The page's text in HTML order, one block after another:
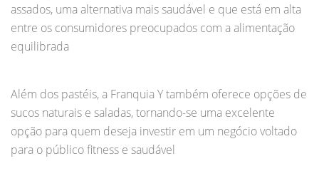
assados, uma alternativa mais saudável e que está em alta
entre os consumidores preocupados com a alimentação
equilibrada
Além dos pastéis, a Franquia Y também oferece opções de
sucos naturais e saladas, tornando-se uma excelente
opção para quem deseja investir em um negócio voltado
para o público fitness e saudável